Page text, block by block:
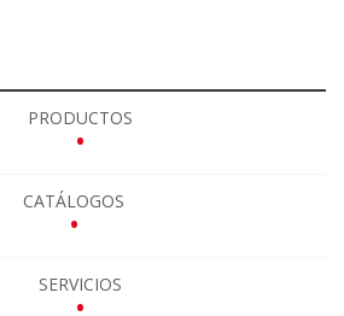
PRODUCTOS
•
CATÁLOGOS
•
SERVICIOS
•